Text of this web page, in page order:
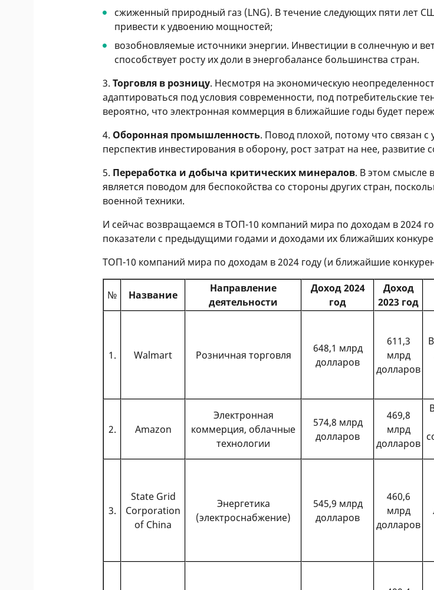
сжиженный природный газ (LNG). В течение следующих пяти лет
привести к удвоению мощностей;
возобновляемые источники энергии. Инвестиции в солнечную и
способствует росту их доли в энергобалансе большинства стран.
3.Торговля в розницу. Несмотря на экономическую
адаптироваться под условия современности, под потребительские
вероятно, что электронная коммерция в ближайшие годы будет
4. Оборонная промышленность. Повод плохой, потому что связан
перспектив инвестирования в оборону, рост затрат на нее, развитие
5. Переработка и добыча критических минералов. В этом смысле
является поводом для беспокойства со стороны других стран,
военной техники.
И сейчас возвращаемся в ТОП-10 компаний мира по доходам в 2024
показатели с предыдущими годами и доходами их ближайших
ТОП-10 компаний мира по доходам в 2024 году (и ближайшие
№ Название
Направление
деятельности
Доход 2024
год
Доход
2023 год
1. Walmart Розничная торговля
648,1 млрд
долларов
611,3
млрд
долларов
2. Amazon
Электронная
коммерция, облачные
технологии
574,8 млрд
долларов
469,8
млрд
долларов
3.
State Grid
Corporation
of China
Энергетика
(электроснабжение)
545,9 млрд
долларов
460,6
млрд
долларов